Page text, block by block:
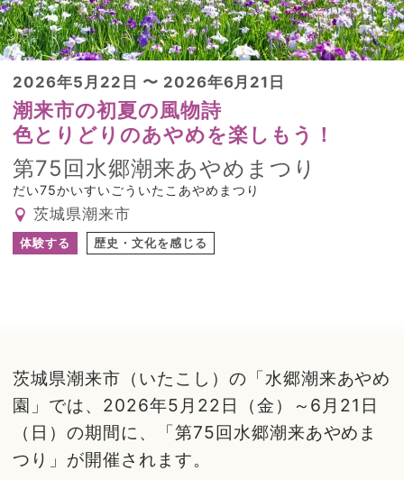
2026年5月22日 〜 2026年6月21日
潮来市の初夏の風物詩
色とりどりのあやめを楽しもう！
第75回水郷潮来あやめまつり
だい75かいすいごういたこあやめまつり
茨城県潮来市
体験する 歴史・文化を感じる
茨城県潮来市（いたこし）の「水郷潮来あやめ
園」では、2026年5月22日（金）～6月21日
（日）の期間に、「第75回水郷潮来あやめま
つり」が開催されます。